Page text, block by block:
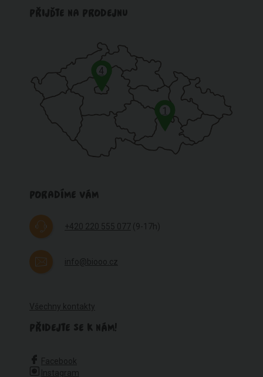
PŘIJĎTE NA PRODEJNU
1
4
PORADÍME VÁM
+420 220 555 077 (9-17h)
info@biooo.cz
Všechny kontakty
PŘIDEJTE SE K NÁM!
Facebook
Instagram